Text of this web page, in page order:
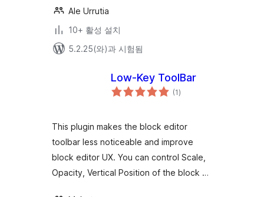
Ale Urrutia
10+ 활성 설치
5.2.25(와)과 시험됨
Low-Key ToolBar
(1전
체)
This plugin makes the block editor
toolbar less noticeable and improve
block editor UX. You can control Scale,
Opacity, Vertical Position of the block …